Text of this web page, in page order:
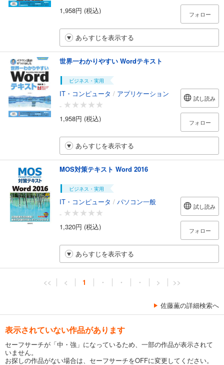
1,958円 (税込)
フォロー
あらすじを表示する
世界一わかりやすい Wordテキスト
ビジネス・実用
IT・コンピュータ / アプリケーション
-
1,958円 (税込)
試し読み
フォロー
あらすじを表示する
MOS対策テキスト Word 2016
ビジネス・実用
IT・コンピュータ / パソコン一般
-
1,320円 (税込)
試し読み
フォロー
あらすじを表示する
<< < 1 ・ ・ ・ > >>
佐藤薫の詳細検索へ
表示されていない作品があります
セーフサーチが「中・強」になっているため、一部の作品が表示されて
いません。
お探しの作品がない場合は、セーフサーチをOFFに変更してください。